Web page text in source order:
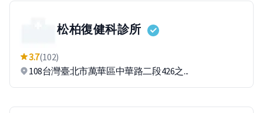
松柏復健科診所
3.7(102)
108台灣臺北市萬華區中華路二段426之...